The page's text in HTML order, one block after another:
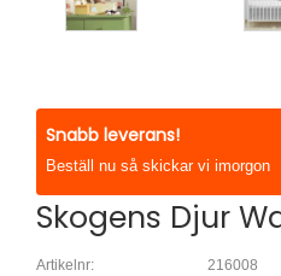
Snabb leverans!
Beställ nu så skickar vi imorgon
Skogens Djur
Artikelnr:
216008